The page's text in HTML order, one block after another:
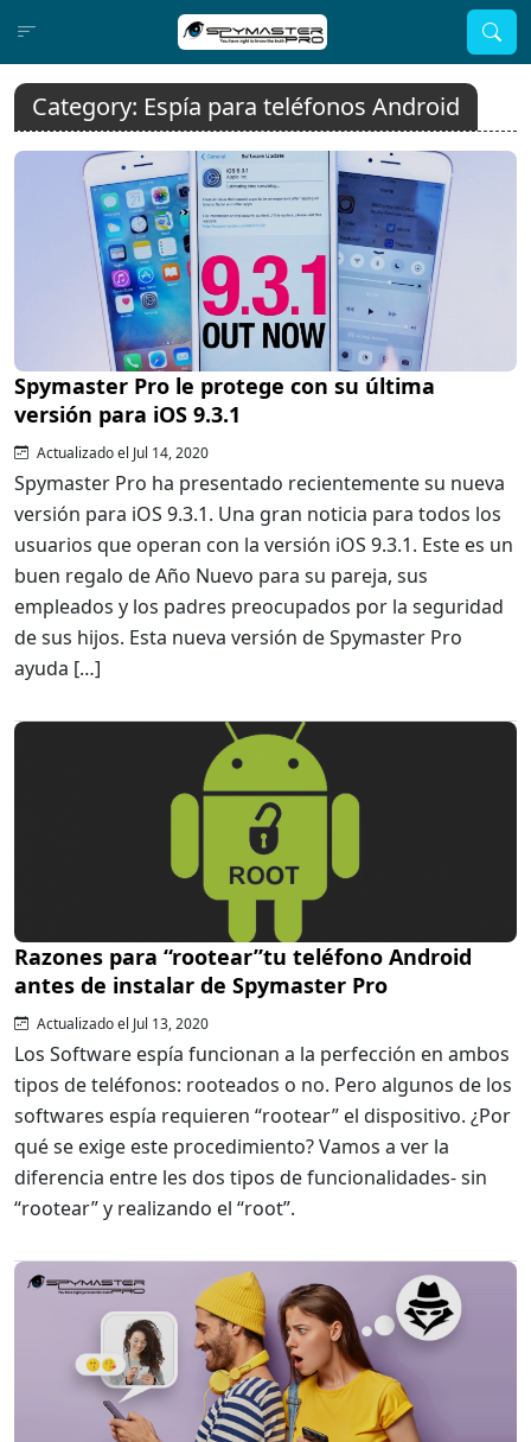
Category: Espía para teléfonos Android
Spymaster Pro le protege con su última
versión para iOS 9.3.1
Actualizado el Jul 14, 2020
Spymaster Pro ha presentado recientemente su nueva
versión para iOS 9.3.1. Una gran noticia para todos los
usuarios que operan con la versión iOS 9.3.1. Este es un
buen regalo de Año Nuevo para su pareja, sus
empleados y los padres preocupados por la seguridad
de sus hijos. Esta nueva versión de Spymaster Pro
ayuda […]
Razones para “rootear”tu teléfono Android
antes de instalar de Spymaster Pro
Actualizado el Jul 13, 2020
Los Software espía funcionan a la perfección en ambos
tipos de teléfonos: rooteados o no. Pero algunos de los
softwares espía requieren “rootear” el dispositivo. ¿Por
qué se exige este procedimiento? Vamos a ver la
diferencia entre les dos tipos de funcionalidades- sin
“rootear” y realizando el “root”.